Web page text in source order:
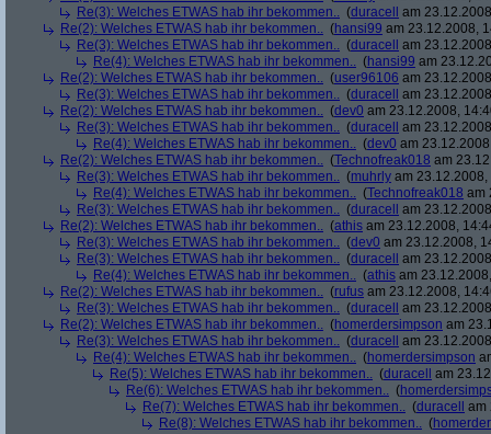
Re(3): Welches ETWAS hab ihr bekommen.. (duracell
am
Re(2): Welches ETWAS hab ihr bekommen.. (hansi99 am 23.12.2008,
Re(3): Welches ETWAS hab ihr bekommen.. (duracell
am
Re(4): Welches ETWAS hab ihr bekommen.. (hansi99 am
Re(2): Welches ETWAS hab ihr bekommen.. (user96106 am
Re(3): Welches ETWAS hab ihr bekommen.. (duracell
am
Re(2): Welches ETWAS hab ihr bekommen.. (dev0 am 23.12.2008,
Re(3): Welches ETWAS hab ihr bekommen.. (duracell
am
Re(4): Welches ETWAS hab ihr bekommen.. (dev0 am
Re(2): Welches ETWAS hab ihr bekommen.. (Technofreak018 am
Re(3): Welches ETWAS hab ihr bekommen.. (muhrly am
Re(4): Welches ETWAS hab ihr bekommen.. (Technofreak018 am
Re(3): Welches ETWAS hab ihr bekommen.. (duracell
am
Re(2): Welches ETWAS hab ihr bekommen.. (athis am 23.12.2008,
Re(3): Welches ETWAS hab ihr bekommen.. (dev0 am 23.12.2008,
Re(3): Welches ETWAS hab ihr bekommen.. (duracell
am
Re(4): Welches ETWAS hab ihr bekommen.. (athis am
Re(2): Welches ETWAS hab ihr bekommen.. (rufus am 23.12.2008,
Re(3): Welches ETWAS hab ihr bekommen.. (duracell
am
Re(2): Welches ETWAS hab ihr bekommen.. (homerdersimpson am
Re(3): Welches ETWAS hab ihr bekommen.. (duracell
am
Re(4): Welches ETWAS hab ihr bekommen.. (homerdersimpson
Re(5): Welches ETWAS hab ihr bekommen.. (duracell
am
Re(6): Welches ETWAS hab ihr bekommen.. (
Re(7): Welches ETWAS hab ihr bekommen.. (duracell
am
Re(8): Welches ETWAS hab ihr bekommen.. (